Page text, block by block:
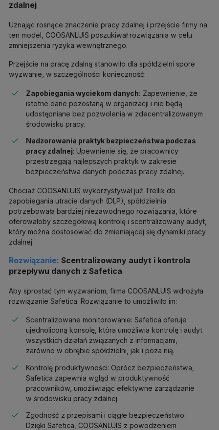
zdalnej
Uznając rosnące znaczenie pracy zdalnej i przejście firmy na
ten model, COOSANLUIS poszukiwał rozwiązania w celu
zmniejszenia ryzyka wewnętrznego.
Przejście na pracę zdalną stanowiło dla spółdzielni spore
wyzwanie, w szczególności konieczność:
Zapobiegania wyciekom danych: Zapewnienie, że
istotne dane pozostaną w organizacji i nie będą
udostępniane bez pozwolenia w zdecentralizowanym
środowisku pracy.
Nadzorowania praktyk bezpieczeństwa podczas
pracy zdalnej: Upewnienie się, że pracownicy
przestrzegają najlepszych praktyk w zakresie
bezpieczeństwa danych podczas pracy zdalnej.
Chociaż COOSANLUIS wykorzystywał już Trellix do
zapobiegania utracie danych (DLP), spółdzielnia
potrzebowała bardziej niezawodnego rozwiązania, które
oferowałoby szczegółową kontrolę i scentralizowany audyt,
który można dostosować do zmieniającej się dynamiki pracy
zdalnej.
Rozwiązanie: Scentralizowany audyt i kontrola
przepływu danych z Safetica
Aby sprostać tym wyzwaniom, firma COOSANLUIS wdrożyła
rozwiązanie Safetica. Rozwiązanie to umożliwiło im:
Scentralizowane monitorowanie: Safetica oferuje
ujednoliconą konsolę, która umożliwia kontrolę i audyt
wszystkich działań związanych z informacjami,
zarówno w obrębie spółdzielni, jak i poza nią.
Kontrolę produktywności: Oprócz bezpieczeństwa,
Safetica zapewnia wgląd w produktywność
pracowników, umożliwiając efektywne zarządzanie
w środowisku pracy zdalnej.
Zgodność z przepisami i ciągłe bezpieczeństwo:
Dzięki Safetica, COOSANLUIS z powodzeniem